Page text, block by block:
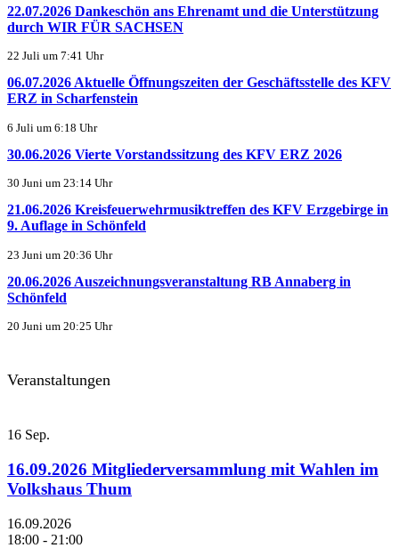
22.07.2026 Dankeschön ans Ehrenamt und die Unterstützung
durch WIR FÜR SACHSEN
22 Juli um 7:41 Uhr
06.07.2026 Aktuelle Öffnungszeiten der Geschäftsstelle des KFV
ERZ in Scharfenstein
6 Juli um 6:18 Uhr
30.06.2026 Vierte Vorstandssitzung des KFV ERZ 2026
30 Juni um 23:14 Uhr
21.06.2026 Kreisfeuerwehrmusiktreffen des KFV Erzgebirge in
9. Auflage in Schönfeld
23 Juni um 20:36 Uhr
20.06.2026 Auszeichnungsveranstaltung RB Annaberg in
Schönfeld
20 Juni um 20:25 Uhr
Veranstaltungen
16 Sep.
16.09.2026 Mitgliederversammlung mit Wahlen im
Volkshaus Thum
16.09.2026
18:00 - 21:00